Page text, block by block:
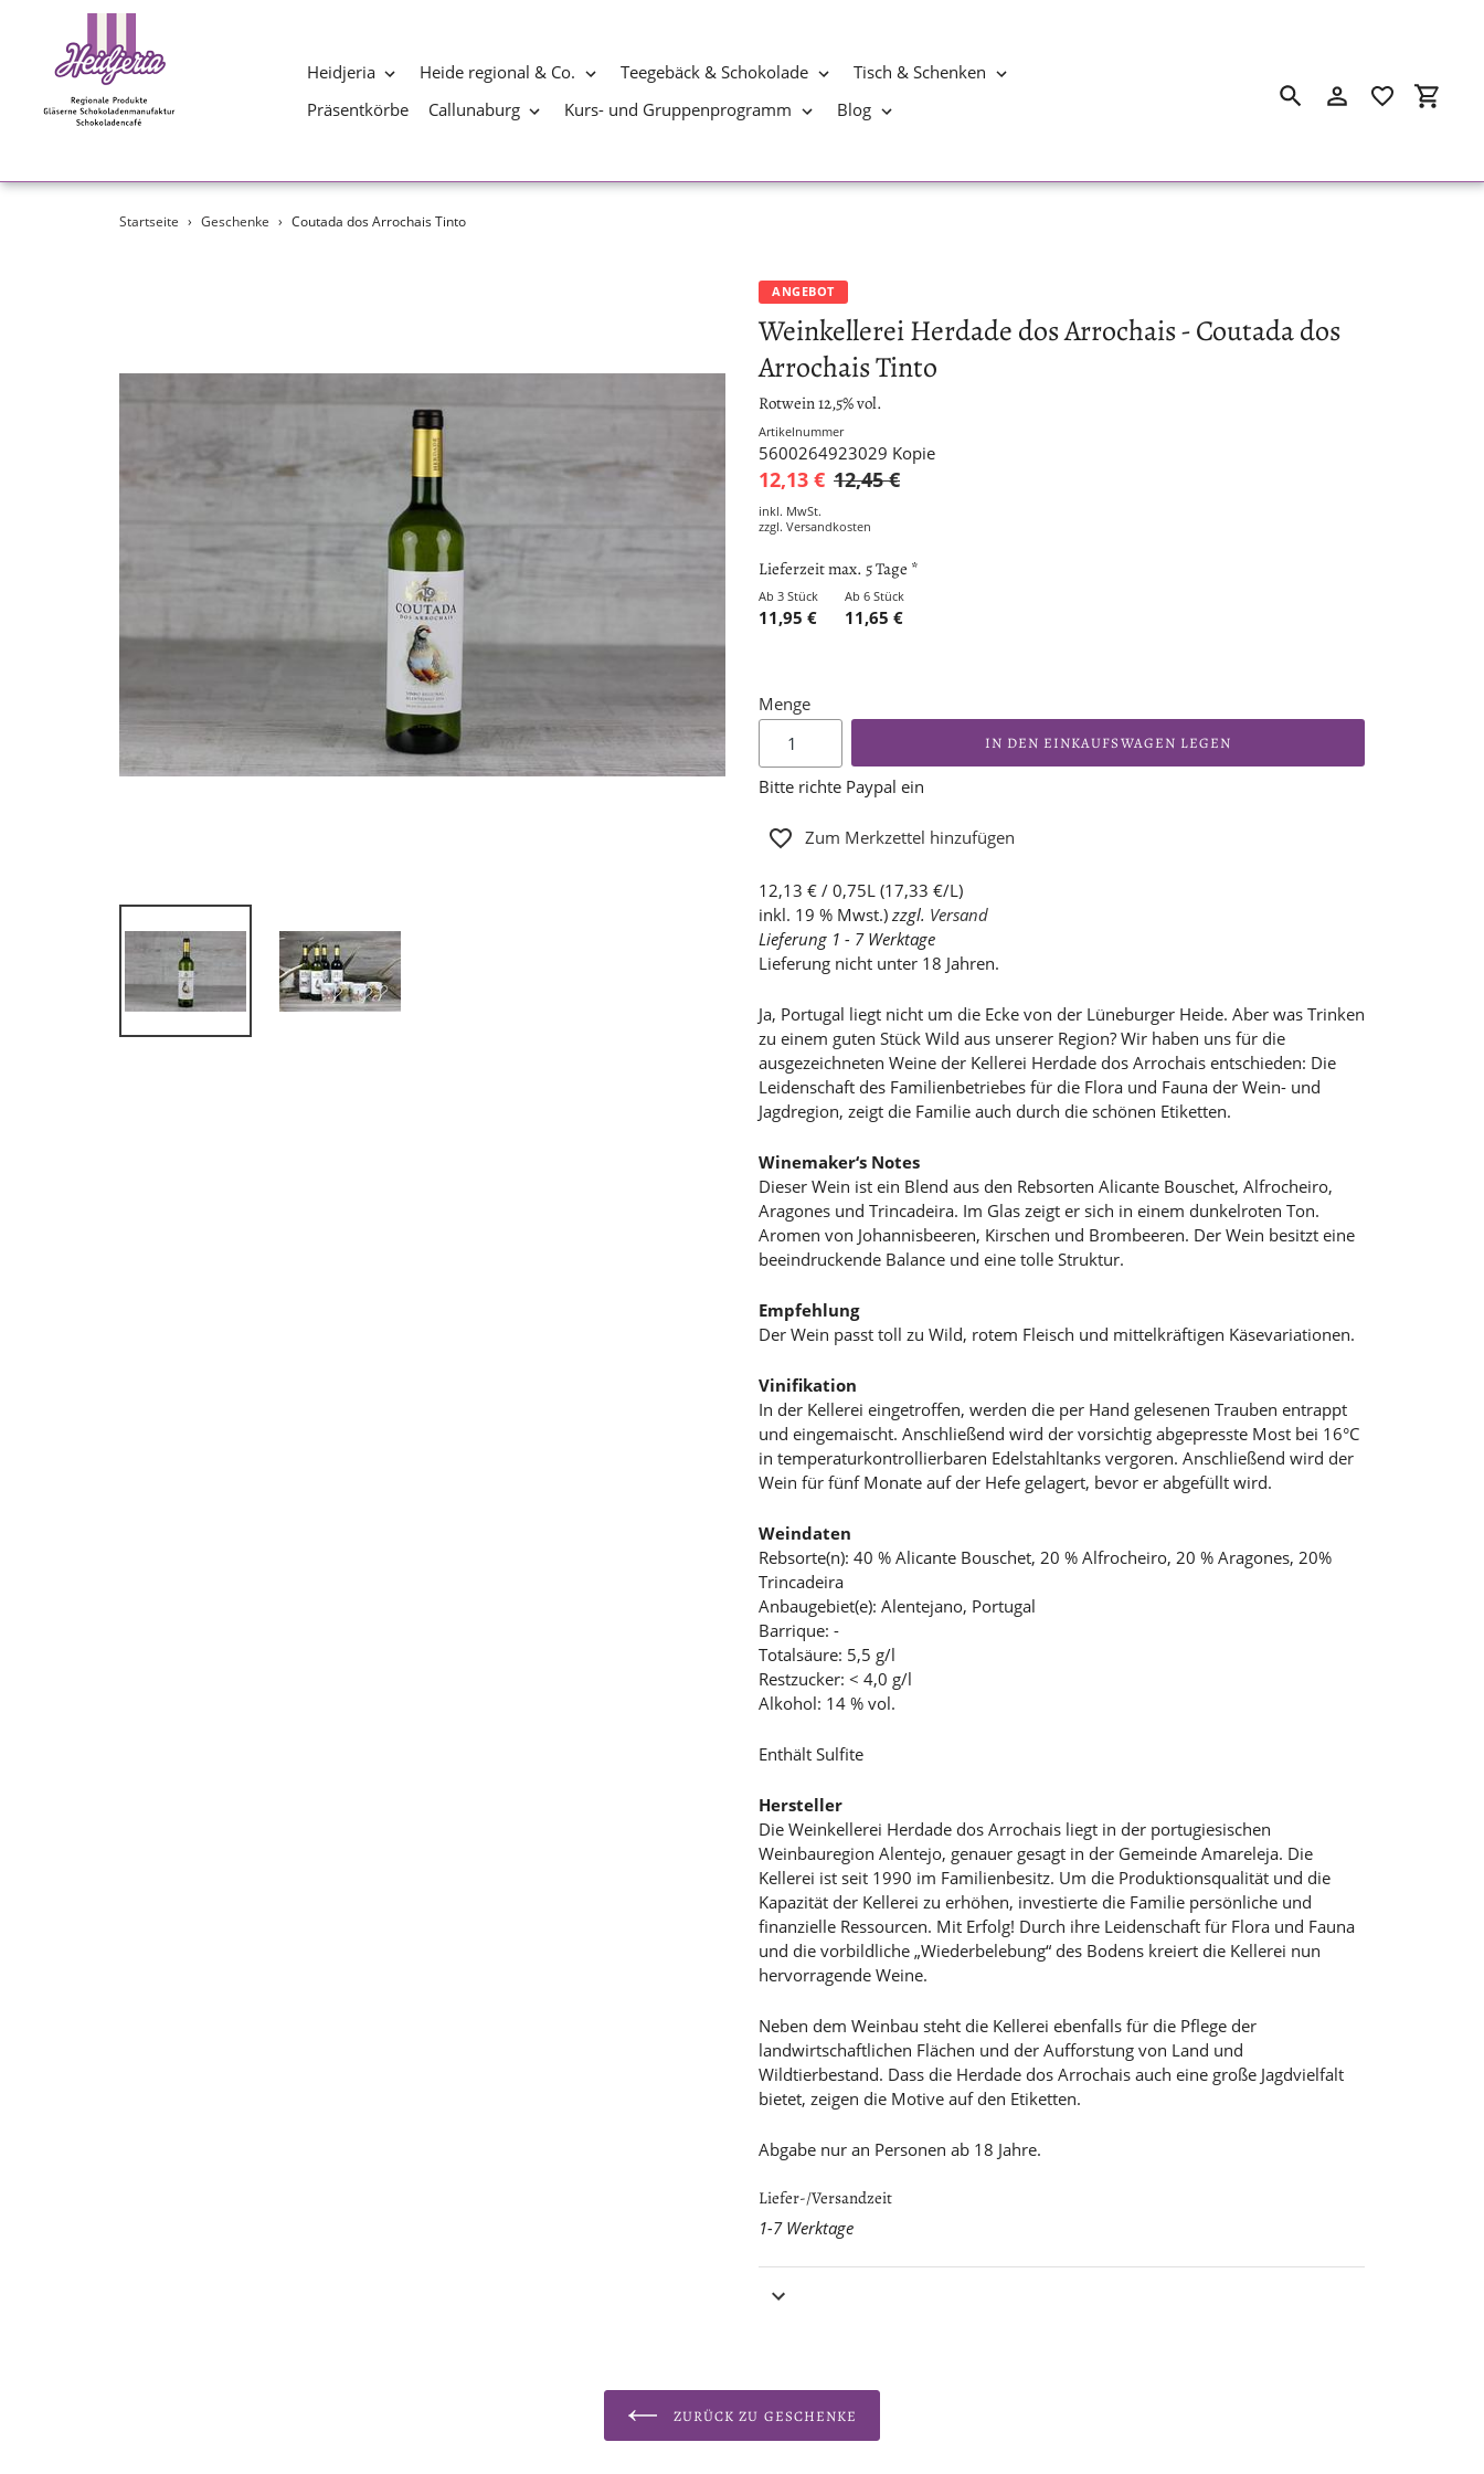
Heidjeria Heide regional & Co. Teegebäck & Schokolade
Tisch & Schenken
Präsentkörbe
Callunaburg Kurs- und Gruppenprogramm Blog SuchenEinloggen
Startseite › Geschenke › Coutada dos Arrochais Tinto
ANGEBOT
Weinkellerei Herdade dos Arrochais - Coutada dos
Arrochais Tinto
Rotwein 12,5% vol.
Artikelnummer
5600264923029 Kopie
12,13 € 12,45 €
inkl. MwSt.
zzgl. Versandkosten
Lieferzeit max. 5 Tage *
Ab 3 Stück
11,95 €
Ab 6 Stück
11,65 €
Menge
IN DEN EINKAUFSWAGEN LEGEN
Bitte richte Paypal ein
Zum Merkzettel hinzufügen
12,13 € / 0,75L (17,33 €/L)
inkl. 19 % Mwst.) zzgl. Versand
Lieferung 1 - 7 Werktage
Lieferung nicht unter 18 Jahren.
Ja, Portugal liegt nicht um die Ecke von der Lüneburger Heide. Aber was Trinken
zu einem guten Stück Wild aus unserer Region? Wir haben uns für die
ausgezeichneten Weine der Kellerei Herdade dos Arrochais entschieden: Die
Leidenschaft des Familienbetriebes für die Flora und Fauna der Wein- und
Jagdregion, zeigt die Familie auch durch die schönen Etiketten.
Winemaker‘s Notes
Dieser Wein ist ein Blend aus den Rebsorten Alicante Bouschet, Alfrocheiro,
Aragones und Trincadeira. Im Glas zeigt er sich in einem dunkelroten Ton.
Aromen von Johannisbeeren, Kirschen und Brombeeren. Der Wein besitzt eine
beeindruckende Balance und eine tolle Struktur.
Empfehlung
Der Wein passt toll zu Wild, rotem Fleisch und mittelkräftigen Käsevariationen.
Vinifikation
In der Kellerei eingetroffen, werden die per Hand gelesenen Trauben entrappt
und eingemaischt. Anschließend wird der vorsichtig abgepresste Most bei 16°C
in temperaturkontrollierbaren Edelstahltanks vergoren. Anschließend wird der
Wein für fünf Monate auf der Hefe gelagert, bevor er abgefüllt wird.
Weindaten
Rebsorte(n): 40 % Alicante Bouschet, 20 % Alfrocheiro, 20 % Aragones, 20%
Trincadeira
Anbaugebiet(e): Alentejano, Portugal
Barrique: -
Totalsäure: 5,5 g/l
Restzucker: < 4,0 g/l
Alkohol: 14 % vol.
Enthält Sulfite
Hersteller
Die Weinkellerei Herdade dos Arrochais liegt in der portugiesischen
Weinbauregion Alentejo, genauer gesagt in der Gemeinde Amareleja. Die
Kellerei ist seit 1990 im Familienbesitz. Um die Produktionsqualität und die
Kapazität der Kellerei zu erhöhen, investierte die Familie persönliche und
finanzielle Ressourcen. Mit Erfolg! Durch ihre Leidenschaft für Flora und Fauna
und die vorbildliche „Wiederbelebung“ des Bodens kreiert die Kellerei nun
hervorragende Weine.
Neben dem Weinbau steht die Kellerei ebenfalls für die Pflege der
landwirtschaftlichen Flächen und der Aufforstung von Land und
Wildtierbestand. Dass die Herdade dos Arrochais auch eine große Jagdvielfalt
bietet, zeigen die Motive auf den Etiketten.
Abgabe nur an Personen ab 18 Jahre.
Liefer-/Versandzeit
1-7 Werktage
ZURÜCK ZU GESCHENKE